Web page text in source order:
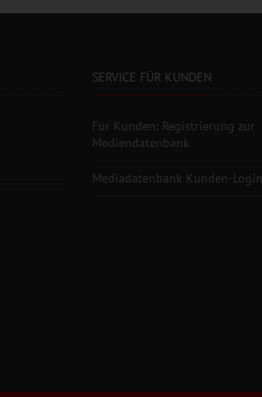
SERVICE FÜR KUNDEN
Für Kunden: Registrierung zur
Mediendatenbank
Mediadatenbank Kunden-Login